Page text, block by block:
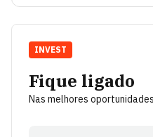
Fique ligado
Nas melhores
INVEST